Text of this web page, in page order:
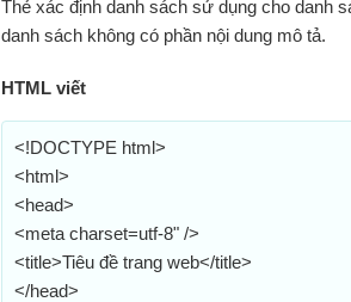
Thẻ xác định danh sách sử dụng cho danh
danh sách không có phần nội dung mô tả.
HTML viết
<!DOCTYPE html>
<html>
<head>
<meta charset=utf-8" />
<title>Tiêu đề trang web</title>
</head>